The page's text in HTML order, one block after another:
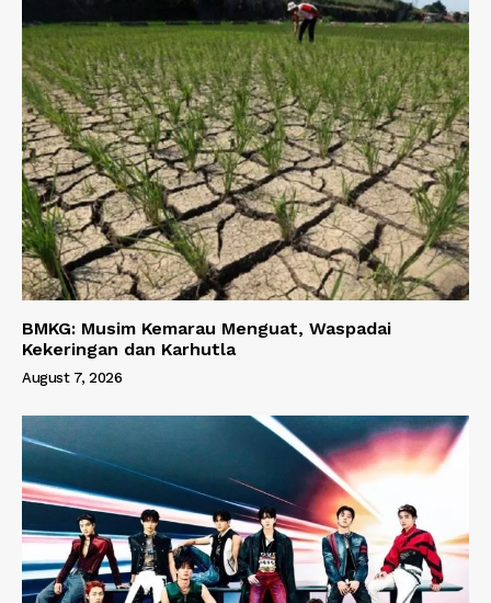
BMKG: Musim Kemarau Menguat, Waspadai
Kekeringan dan Karhutla
August 7, 2026